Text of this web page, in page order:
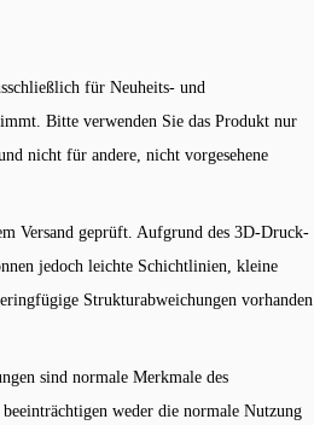
für Neuheits- und
Bitte verwenden Sie das Produkt nur
nicht für andere, nicht vorgesehene
Versand geprüft. Aufgrund des 3D-Druck-
jedoch leichte Schichtlinien, kleine
Strukturabweichungen vorhanden
sind normale Merkmale des
beeinträchtigen weder die normale Nutzung